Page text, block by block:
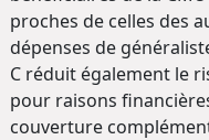
proches de celles des
dépenses de
C réduit également le
pour raisons
couverture